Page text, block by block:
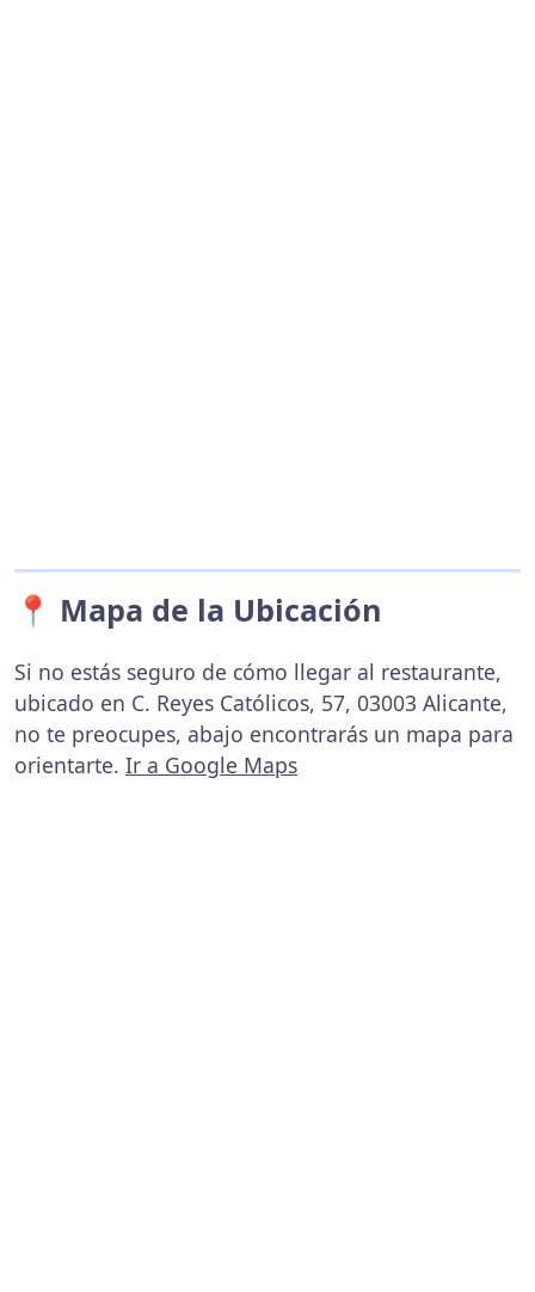
📍 Mapa de la Ubicación
Si no estás seguro de cómo llegar al restaurante,
ubicado en C. Reyes Católicos, 57, 03003 Alicante,
no te preocupes, abajo encontrarás un mapa para
orientarte. Ir a Google Maps